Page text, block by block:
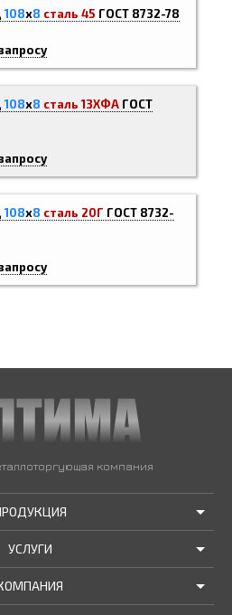
108х8 сталь 45 ГОСТ 8732-78
108х8 сталь 13ХФА ГОСТ
108х8 сталь 20Г ГОСТ 8732-
компания
И РАСПРОДАЖИ
В НАЛИЧИИ
УСЛУГИ
ДОСТАВКА